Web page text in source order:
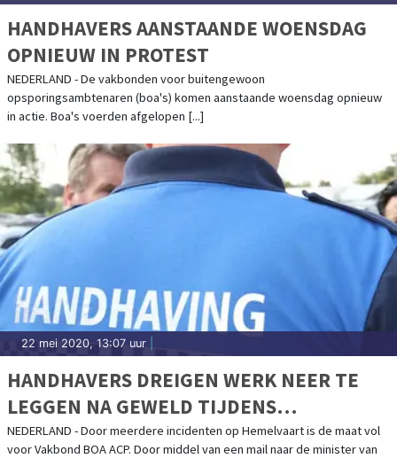
HANDHAVERS AANSTAANDE WOENSDAG
OPNIEUW IN PROTEST
NEDERLAND - De vakbonden voor buitengewoon
opsporingsambtenaren (boa's) komen aanstaande woensdag opnieuw
in actie. Boa's voerden afgelopen [...]
22 mei 2020, 13:07 uur
HANDHAVERS DREIGEN WERK NEER TE
LEGGEN NA GEWELD TIJDENS
HEMELVAART: "DE MAAT IS VOL"
NEDERLAND - Door meerdere incidenten op Hemelvaart is de maat vol
voor Vakbond BOA ACP. Door middel van een mail naar de minister van